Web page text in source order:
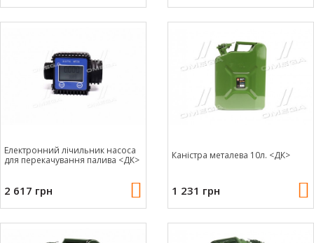
Електронний лічильник насоса
для перекачування палива <ДК>
2 617 грн
Каністра металева 10л. <ДК>
1 231 грн